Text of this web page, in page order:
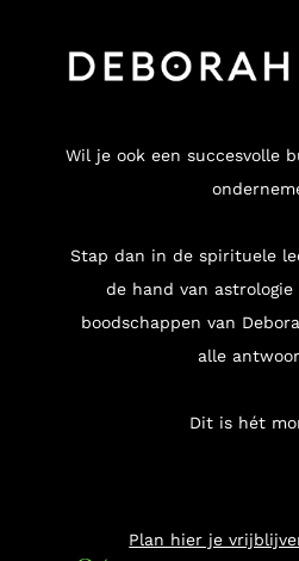
Wil je ook een succesvolle
Stap dan in de spirituele
de hand van astrologie
boodschappen van
alle
Dit is hét
Plan hier je